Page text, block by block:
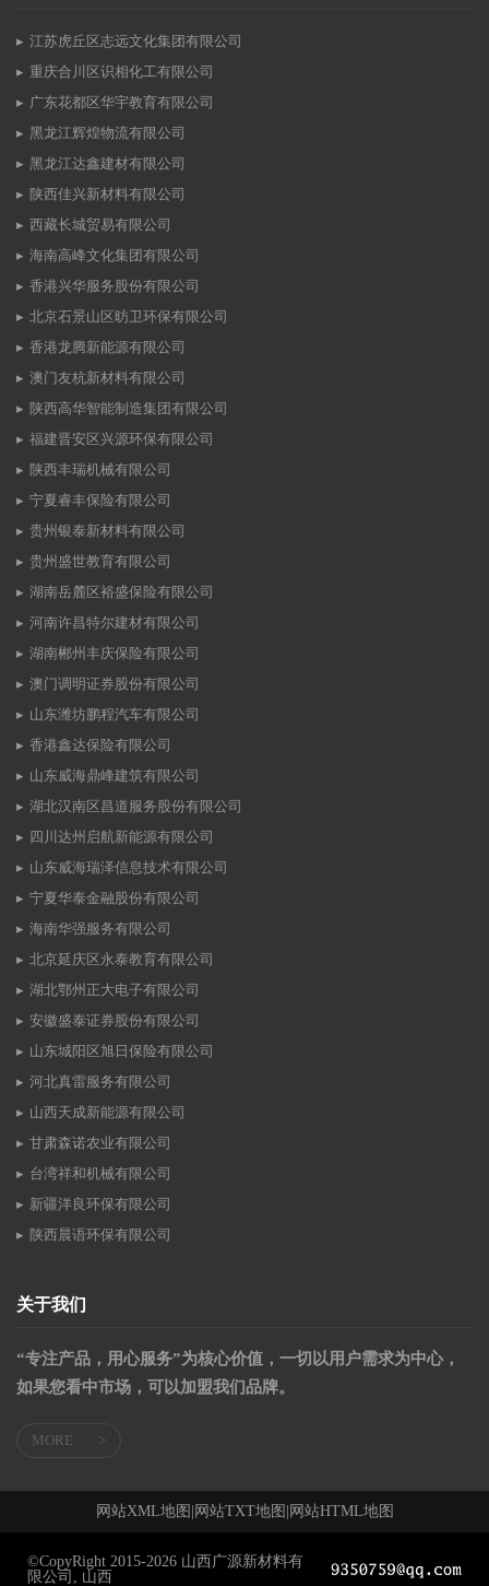
江苏虎丘区志远文化集团有限公司
重庆合川区识相化工有限公司
广东花都区华宇教育有限公司
黑龙江辉煌物流有限公司
黑龙江达鑫建材有限公司
陕西佳兴新材料有限公司
西藏长城贸易有限公司
海南高峰文化集团有限公司
香港兴华服务股份有限公司
北京石景山区昉卫环保有限公司
香港龙腾新能源有限公司
澳门友杭新材料有限公司
陕西高华智能制造集团有限公司
福建晋安区兴源环保有限公司
陕西丰瑞机械有限公司
宁夏睿丰保险有限公司
贵州银泰新材料有限公司
贵州盛世教育有限公司
湖南岳麓区裕盛保险有限公司
河南许昌特尔建材有限公司
湖南郴州丰庆保险有限公司
澳门调明证券股份有限公司
山东潍坊鹏程汽车有限公司
香港鑫达保险有限公司
山东威海鼎峰建筑有限公司
湖北汉南区昌道服务股份有限公司
四川达州启航新能源有限公司
山东威海瑞泽信息技术有限公司
宁夏华泰金融股份有限公司
海南华强服务有限公司
北京延庆区永泰教育有限公司
湖北鄂州正大电子有限公司
安徽盛泰证券股份有限公司
山东城阳区旭日保险有限公司
河北真雷服务有限公司
山西天成新能源有限公司
甘肃森诺农业有限公司
台湾祥和机械有限公司
新疆洋良环保有限公司
陕西晨语环保有限公司
关于我们
“专注产品，用心服务”为核心价值，一切以用户需求为中心，
如果您看中市场，可以加盟我们品牌。
MORE >
网站XML地图 网站TXT地图 网站HTML地图
©CopyRight 2015-2026 山西广源新材料有
限公司, 山西